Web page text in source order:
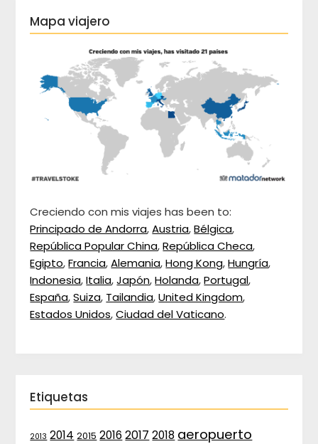
Mapa viajero
Creciendo con mis viajes has been to:
Principado de Andorra,Austria,Bélgica,
República Popular China,República Checa,
Egipto,Francia,Alemania,Hong Kong,Hungría,
Indonesia,Italia,Japón,Holanda,Portugal,
España,Suiza, Tailandia,United Kingdom,
Estados Unidos,Ciudad del Vaticano.
Etiquetas
2013 2014 2015 2016 2017 2018 aeropuerto